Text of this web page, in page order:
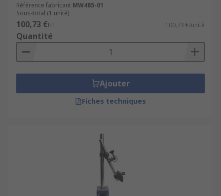
Référence fabricant MW485-01
Sous-total (1 unité)
100,73 €HT 100,73 €/unité
Quantité
Ajouter
Fiches techniques